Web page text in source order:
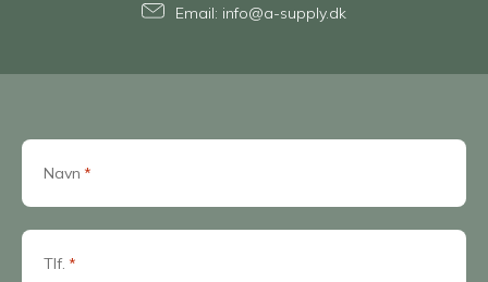
Navn *
Tlf. *
Email: info@a-supply.dk